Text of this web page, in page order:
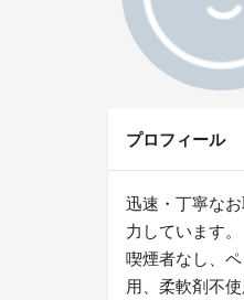
プロフィール
迅速・丁寧な
力しています。
喫煙者なし、
用、柔軟剤不